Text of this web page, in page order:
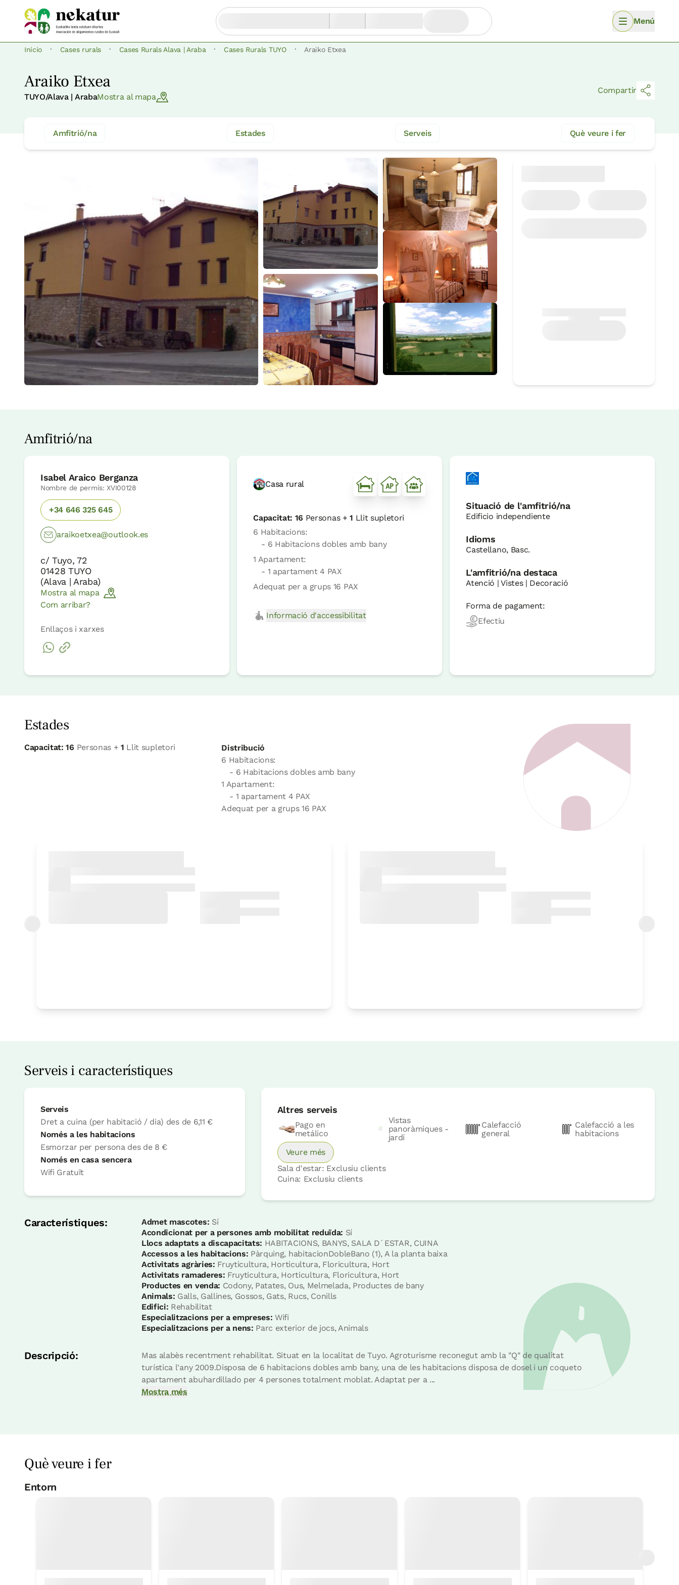
Menú
Inicio · Cases rurals · Cases Rurals Alava | Araba · Cases Rurals TUYO · Araiko Etxea
Araiko Etxea
TUYO/Alava | ArabaMostra al mapa
Compartir
Amfitrió/na Estades Serveis Què veure i fer
Amfitrió/na
Isabel Araico Berganza
Nombre de permís: XVI00128
+34 646 325 645
araikoetxea@outlook.es
c/ Tuyo, 72
01428 TUYO
(Alava | Araba)
Mostra al mapa
Com arribar?
Enllaços i xarxes
Casa rural
Capacitat: 16 Personas +1 Llit supletori
6 Habitacions:
- 6 Habitacions dobles amb bany
1 Apartament:
- 1 apartament 4 PAX
Adequat per a grups 16 PAX
Informació d'accessibilitat
Situació de l'amfitrió/na
Edificio independiente
Idioms
Castellano, Basc.
L'amfitrió/na destaca
Atenció | Vistes | Decoració
Forma de pagament:
Efectiu
Estades
Capacitat: 16 Personas +1 Llit supletori
Distribució
6 Habitacions:
- 6 Habitacions dobles amb bany
1 Apartament:
- 1 apartament 4 PAX
Adequat per a grups 16 PAX
Reserva ara
Habitació
Habitació - 2 llits incl
Preu habitació des de
Opcions: 2 o 3 PAX
Reserva ara
Habitació - 2 llits incl
Bany: Complert amb dutxa
habitació
Serveis i característiques
Serveis
Dret a cuina (per habitació / dia) des de 6,11 €
Només a les habitacions
Esmorzar per persona des de 8 €
Només en casa sencera
Wifi Gratuït
Altres serveis
Pago en
metálico
Vistas
panoràmiques -
jardí
Calefacció
general
Calefacció a les
habitacions
Veure més
Sala d'estar: Exclusiu clients
Cuina: Exclusiu clients
Característiques: Admet mascotes: Sí
Acondicionat per a persones amb mobilitat reduïda: Sí
Llocs adaptats a discapacitats: HABITACIONS, BANYS, SALA D´ESTAR, CUINA
Accessos a les habitacions: Pàrquing, habitacionDobleBano (1), A la planta baixa
Activitats agràries: Fruyticultura, Horticultura, Floricultura, Hort
Activitats ramaderes: Fruyticultura, Horticultura, Floricultura, Hort
Productes en venda: Codony, Patates, Ous, Melmelada, Productes de bany
Animals: Galls, Gallines, Gossos, Gats, Rucs, Conills
Edifici: Rehabilitat
Especialitzacions per a empreses: Wifi
Especialitzacions per a nens: Parc exterior de jocs, Animals
Descripció:
Mas alabès recentment rehabilitat. Situat en la localitat de Tuyo. Agroturisme reconegut amb la "Q" de qualitat
turística l'any 2009.Disposa de 6 habitacions dobles amb bany, una de les habitacions disposa de dosel i un coqueto
apartament abuhardillado per 4 persones totalment moblat. Adaptat per a ...
Mostra més
Què veure i fer
Entorn